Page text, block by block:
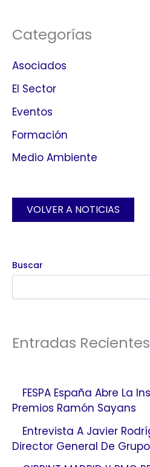
Categorías
Asociados
El Sector
Eventos
Formación
Medio Ambiente
VOLVER A NOTICIAS
Buscar
Entradas Recientes
FESPA España Abre La
Premios Ramón Sayans
Entrevista A Javier
Director General De